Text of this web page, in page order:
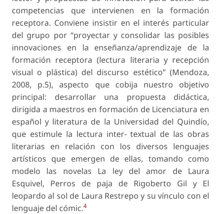
competencias que intervienen en la formación
receptora. Conviene insistir en el interés particular
del grupo por “proyectar y consolidar las posibles
innovaciones en la enseñanza/aprendizaje de la
formación receptora (lectura literaria y recepción
visual o plástica) del discurso estético” (Mendoza,
2008, p.5), aspecto que cobija nuestro objetivo
principal: desarrollar una propuesta didáctica,
dirigida a maestros en formación de Licenciatura en
español y literatura de la Universidad del Quindío,
que estimule la lectura inter- textual de las obras
literarias en relación con los diversos lenguajes
artísticos que emergen de ellas, tomando como
modelo las novelas La ley del amor de Laura
Esquivel, Perros de paja de Rigoberto Gil y El
leopardo al sol de Laura Restrepo y su vínculo con el
lenguaje del cómic.4